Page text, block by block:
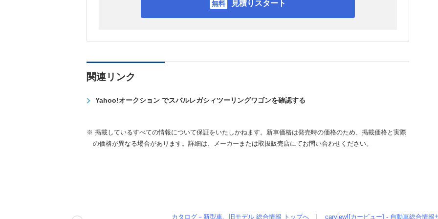
見積りスタート
関連リンク
Yahoo!オークション でスバルレガシィツーリングワゴンを確認する
※ 掲載しているすべての情報について保証をいたしかねます。新車価格は発売時の価格のため、掲載価格と実際
の価格が異なる場合があります。詳細は、メーカーまたは取扱販売店にてお問い合わせください。
カタログ－新型車、旧モデル 総合情報 トップへ carview![カービュー] - 自動車総合情